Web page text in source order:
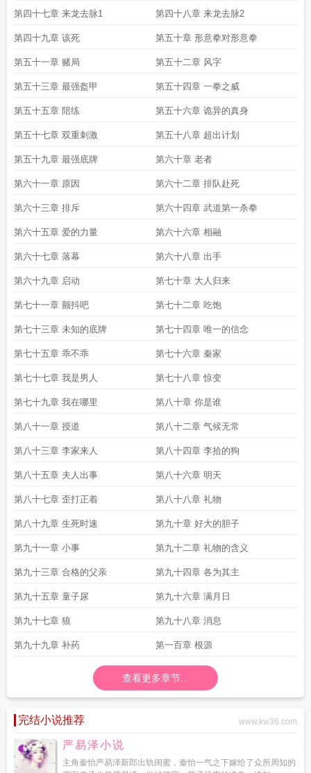
第四十七章 来龙去脉1 第四十八章 来龙去脉2
第四十九章 该死 第五十章 形意拳对形意拳
第五十一章 赌局 第五十二章 风字
第五十三章 最强盔甲 第五十四章 一拳之威
第五十五章 陪练 第五十六章 诡异的真身
第五十七章 双重刺激 第五十八章 超出计划
第五十九章 最强底牌 第六十章 老者
第六十一章 原因 第六十二章 排队赴死
第六十三章 排斥 第六十四章 武道第一杀拳
第六十五章 爱的力量 第六十六章 相融
第六十七章 落幕 第六十八章 出手
第六十九章 启动 第七十章 大人归来
第七十一章 颤抖吧 第七十二章 吃饱
第七十三章 未知的底牌 第七十四章 唯一的信念
第七十五章 乖不乖 第七十六章 秦家
第七十七章 我是男人 第七十八章 惊变
第七十九章 我在哪里 第八十章 你是谁
第八十一章 授道 第八十二章 气候无常
第八十三章 李家来人 第八十四章 李拾的狗
第八十五章 夫人出事 第八十六章 明天
第八十七章 歪打正着 第八十八章 礼物
第八十九章 生死时速 第九十章 好大的胆子
第九十一章 小事 第九十二章 礼物的含义
第九十三章 合格的父亲 第九十四章 各为其主
第九十五章 童子尿 第九十六章 满月日
第九十七章 狼 第九十八章 消息
第九十九章 补药 第一百章 根源
查看更多章节...
完结小说推荐 www.kw36.com
严易泽小说
主角秦怡严易泽新郎出轨闺蜜，秦怡一气之下嫁给了众所周知的